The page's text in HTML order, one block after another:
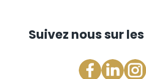
Suivez nous sur les